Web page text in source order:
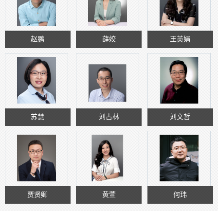
赵鹏 薛姣 王英娟
苏慧 刘占林 刘文哲
贾贤卿 黄萱 何玮